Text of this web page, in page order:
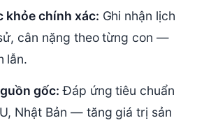
khỏe chính xác: Ghi nhận lịch
cân nặng theo từng con —
lẫn.
gốc: Đáp ứng tiêu chuẩn
Nhật Bản — tăng giá trị sản